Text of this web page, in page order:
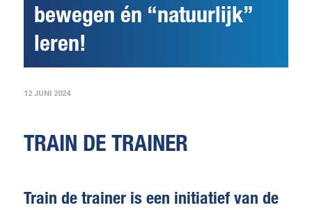
bewegen én “natuurlijk”
leren!
12 JUNI 2024
TRAIN DE TRAINER
Train de trainer is een initiatief van de